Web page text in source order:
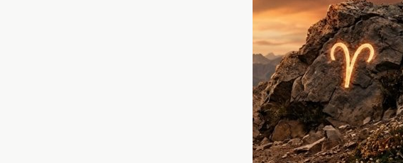
ваш избранник на самом деле: милый домашний любимец или
которого еще нужно обуздать! Некоторые представители
в отношениях — настоящий лев, кто-то — милый зайчик, а кто-